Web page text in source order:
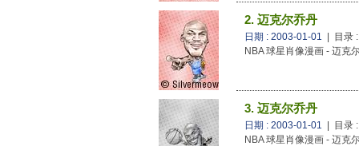
2. 迈克尔乔丹
日期 : 2003-01-01 | 目录
NBA 球星肖像漫画 - 迈克
3. 迈克尔乔丹
日期 : 2003-01-01 | 目录
NBA 球星肖像漫画 - 迈克